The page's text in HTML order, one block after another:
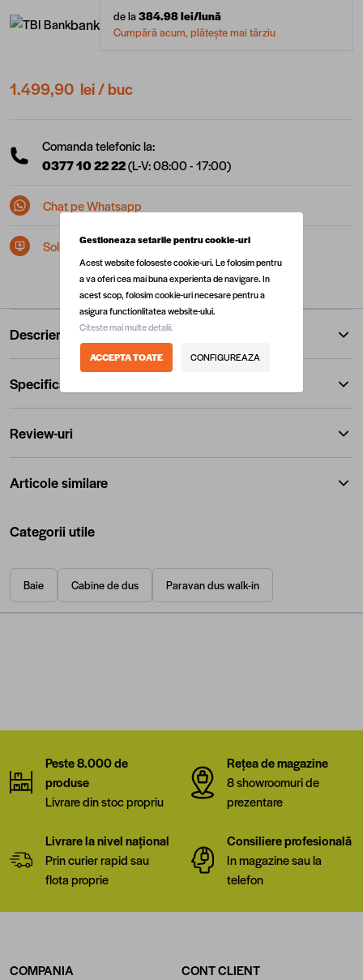
bank de la384.98lei/lună
Cumpără acum, plătește mai târziu
1.499,90 lei/ buc
Comanda telefonic la:
0377 10 22 22(L-V: 08:00 - 17:00)
Chat pe Whatsapp
Solicita postare in SEAP/SICAP
Descriere
Specificatii
Review-uri
Articole similare
Categorii utile
Baie Cabine de dus Paravan dus walk-in
Peste 8.000 de
produse
Livrare din stoc propriu
Rețea de magazine
8 showroomuri de
prezentare
Livrare la nivel național
Prin curier rapid sau
flota proprie
Consiliere profesională
In magazine sau la
telefon
COMPANIA
CONT CLIENT
Gestioneaza setarile pentru cookie-uri
Acest website foloseste cookie-uri. Le folosim pentru
a va oferi cea mai buna experienta de navigare. In
acest scop, folosim cookie-uri necesare pentru a
asigura functionlitatea website-ului.
Citeste mai multe detalii.
ACCEPTA TOATE CONFIGUREAZA